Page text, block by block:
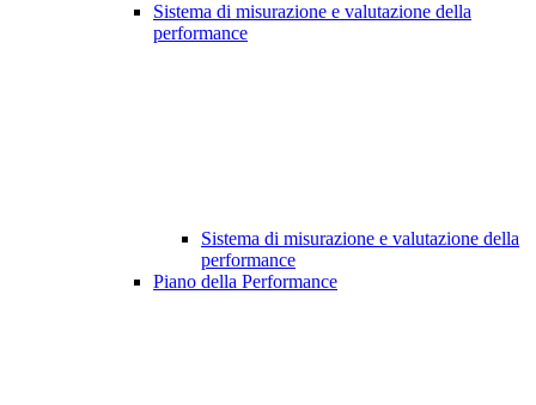
Sistema di misurazione e valutazione della
performance
Sistema di misurazione e valutazione della
performance
Piano della Performance